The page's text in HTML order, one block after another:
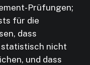
Prüfungen;
für die
dass
statistisch nicht
und dass